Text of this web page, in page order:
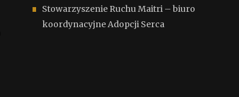
Stowarzyszenie Ruchu Maitri – biuro
koordynacyjne Adopcji Serca